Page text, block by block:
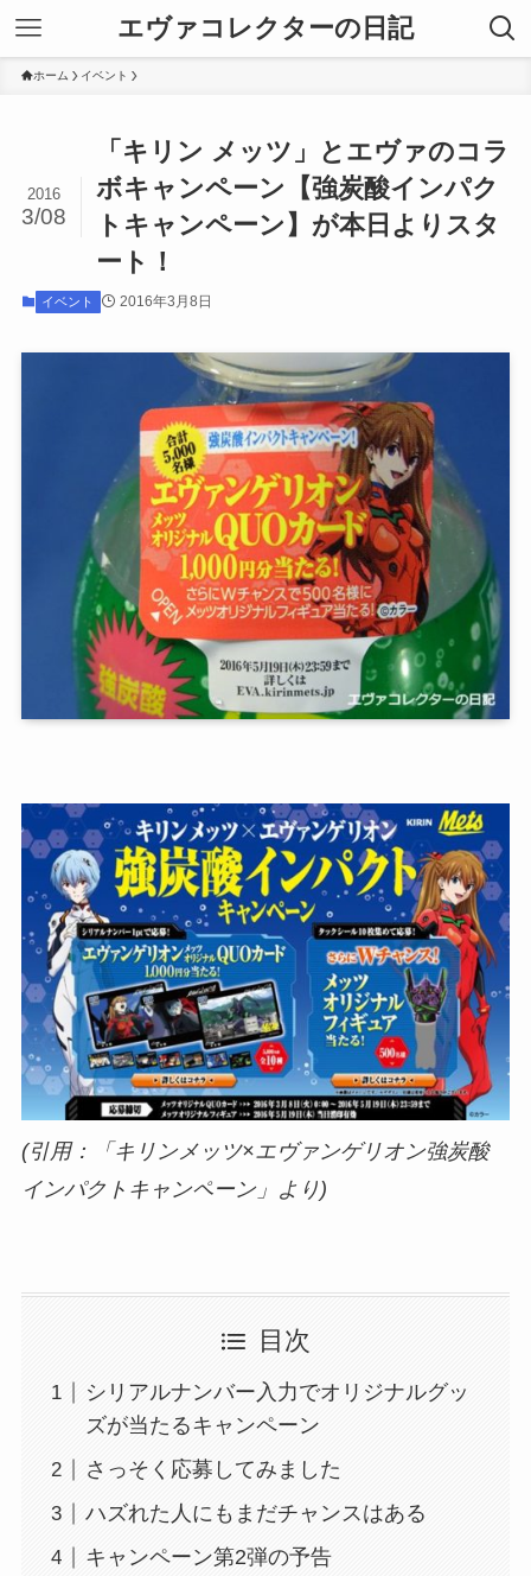
エヴァコレクターの日記
ホーム イベント
「キリン メッツ」とエヴァのコラ
ボキャンペーン【強炭酸インパク
トキャンペーン】が本日よりスタ
ート！
2016
3/08
イベント 2016年3月8日
(引用：「キリンメッツ×エヴァンゲリオン強炭酸
インパクトキャンペーン」より)
目次
シリアルナンバー入力でオリジナルグッ
ズが当たるキャンペーン
さっそく応募してみました
ハズれた人にもまだチャンスはある
キャンペーン第2弾の予告